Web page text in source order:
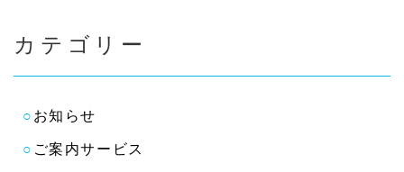
カテゴリー
お知らせ
ご案内サービス